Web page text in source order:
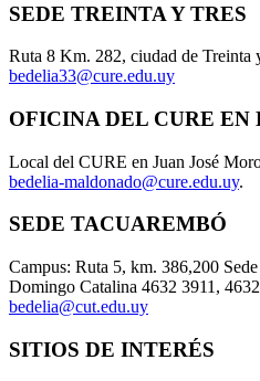
SEDE TREINTA Y TRES
Ruta 8 Km. 282, ciudad de Treinta
bedelia33@cure.edu.uy
OFICINA DEL CURE
Local del CURE en Juan José
bedelia-maldonado@cure.edu.uy.
SEDE TACUAREMBÓ
Campus: Ruta 5, km. 386,200
Domingo Catalina 4632 3911,
bedelia@cut.edu.uy
SITIOS DE INTERÉS